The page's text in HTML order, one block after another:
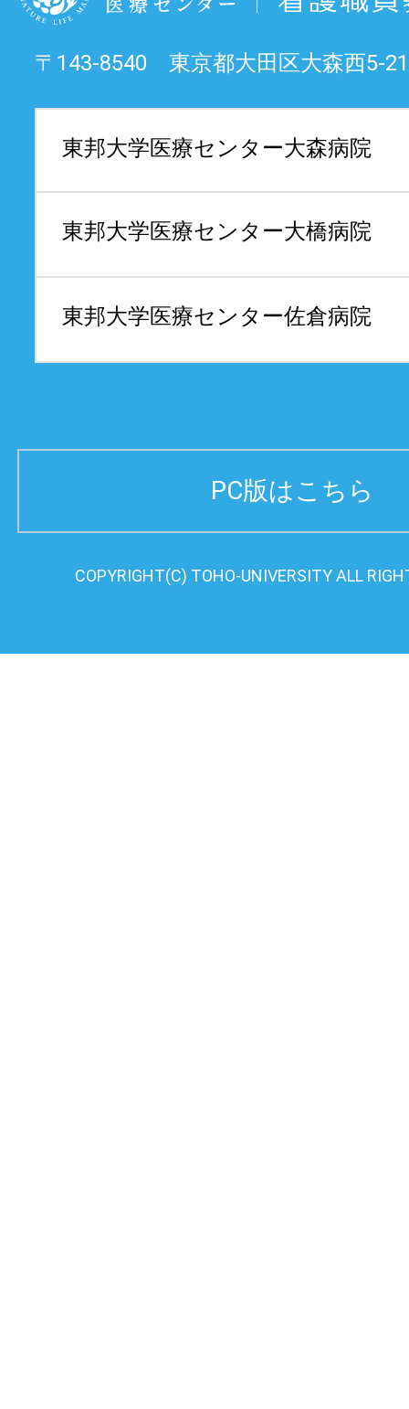
〒143-8540 東京都大田区大森西5-
東邦大学医療センター大森病院
東邦大学医療センター大橋病院
東邦大学医療センター佐倉病院
PC版はこちら
COPYRIGHT(C) TOHO-UNIVERSITY ALL